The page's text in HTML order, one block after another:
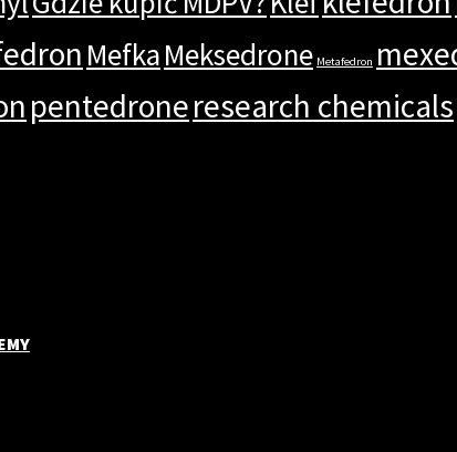
MefkaMeksedrone Metafedron
pentedroneresearch chemicals